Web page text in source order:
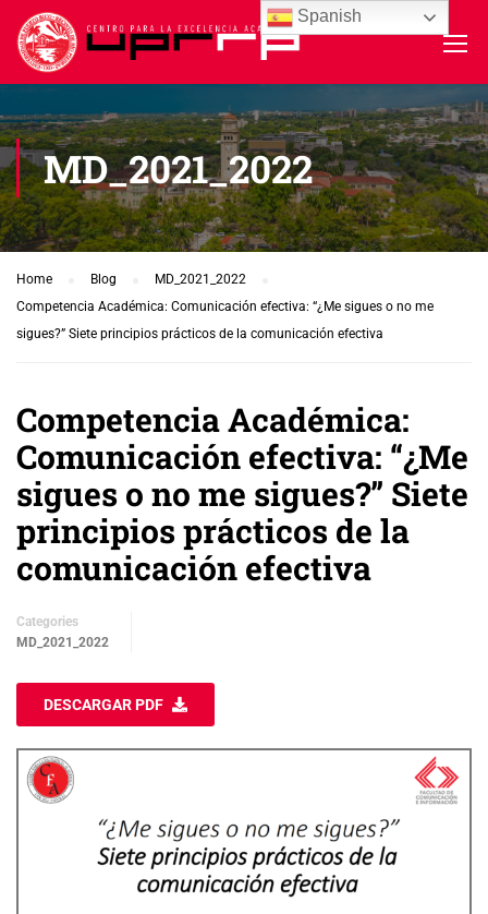
MD_2021_2022
Home Blog
MD_2021_2022
Competencia Académica: Comunicación efectiva: “¿Me sigues o no me
sigues?” Siete principios prácticos de la comunicación efectiva
Competencia Académica:
Comunicación efectiva: “¿Me
sigues o no me sigues?” Siete
principios prácticos de la
comunicación efectiva
Categories
MD_2021_2022
DESCARGAR PDF
Spanish